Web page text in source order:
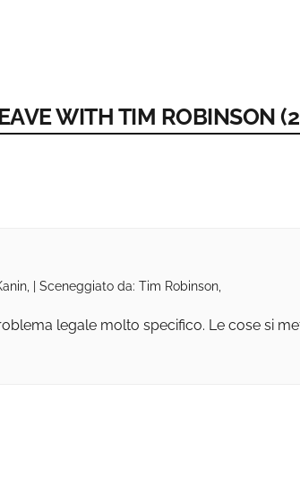
WITH TIM ROBINSON
| Sceneggiato da: Tim Robinson,
legale molto specifico. Le cose si